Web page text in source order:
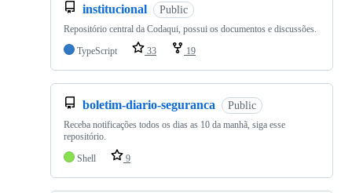
institucional Public
Repositório central da Codaqui, possui os documentos e discussões.
TypeScript
33 19
boletim-diario-seguranca Public
Receba notificações todos os dias as 10 da manhã, siga esse
repositório.
Shell
9